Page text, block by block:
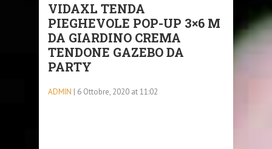
VIDAXL TENDA
PIEGHEVOLE POP-UP 3×6 M
DA GIARDINO CREMA
TENDONE GAZEBO DA
PARTY
ADMIN | 6 Ottobre, 2020 at 11:02